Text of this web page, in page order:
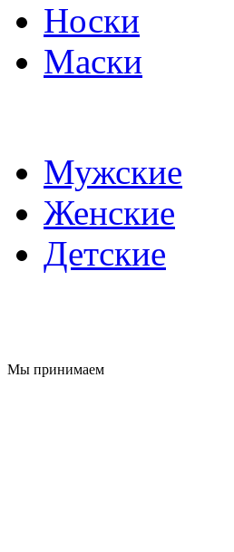
Носки
Маски
Мужские
Женские
Детские
Мы принимаем